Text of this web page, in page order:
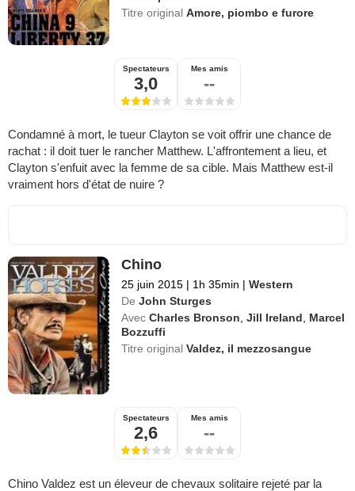
Titre originalAmore, piombo e furore
Spectateurs
3,0
Mes amis
--
Condamné à mort, le tueur Clayton se voit offrir une chance de
rachat : il doit tuer le rancher Matthew. L'affrontement a lieu, et
Clayton s'enfuit avec la femme de sa cible. Mais Matthew est-il
vraiment hors d'état de nuire ?
Chino
25 juin 2015 | 1h 35min | Western
De John Sturges
Avec Charles Bronson ,Jill Ireland
Marcel
Bozzuffi
Titre originalValdez, il mezzosangue
Spectateurs
2,6
Mes amis
--
Chino Valdez est un éleveur de chevaux solitaire rejeté par la